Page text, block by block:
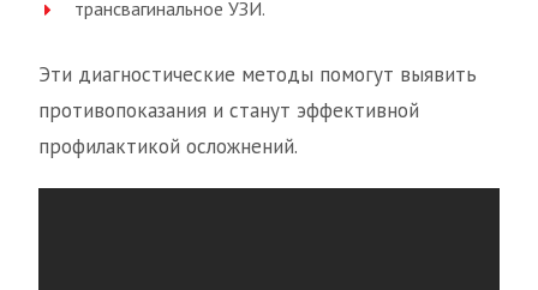
трансвагинальное УЗИ.
Эти диагностические методы помогут выявить
противопоказания и станут эффективной
профилактикой осложнений.